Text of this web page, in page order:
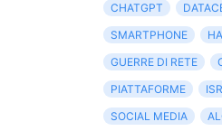
CHATGPT
SMARTPHONE
GUERRE DI RETE
PIATTAFORME
SOCIAL MEDIA